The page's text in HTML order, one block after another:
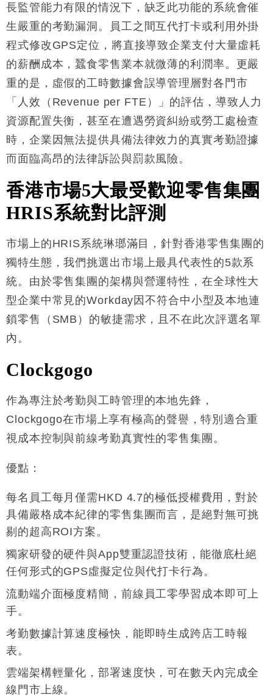
長監管能力有限的情況下，缺乏此功能的系統會催
生嚴重的考勤漏洞。員工之間互代打卡或利用外掛
程式修改GPS定位，將直接導致企業支付大量虛耗
的薪酬成本，蠶食零售業本就微薄的利潤率。更嚴
重的是，虛假的工時數據會誤導管理層對各門市
「人效（Revenue per FTE）」的評估，導致人力
資源配置失衡，甚至在遭遇勞資糾紛或勞工處檢查
時，企業因無法提供具備法律效力的真實考勤證據
而面臨高昂的法律訴訟與罰款風險 。
香港市場5大最受歡迎零售集團
HRIS系統對比評測
市場上的HRIS系統琳瑯滿目，針對香港零售集團的
獨特生態，我們挑選出市場上最具代表性的5款系
統。由於零售集團的架構與營運特性，在全球性大
型企業中常見的Workday因不符合中小型及本地連
鎖零售（SMB）的敏捷需求，且不在此次評選名單
內 。
Clockgogo
作為專注於考勤與工時管理的本地先鋒，
Clockgogo在市場上享有極高的聲譽，特別適合重
視成本控制與前線考勤真實性的零售集團 。
優點 ：
每名員工每月僅需HKD 4.7的極低授權費用，對於
具備嚴格成本紀律的零售集團而言，是絕對無可挑
剔的超高ROI方案 。
獨家研發的硬件與App雙重認證技術，能徹底杜絕
任何形式的GPS虛擬定位與代打卡行為 。
流動端介面極度精簡，前線員工零學習成本即可上
手。
考勤數據計算速度極快，能即時生成跨店工時報
表 。
雲端架構輕量化，部署速度快，可在數天內完成全
線門市上線。